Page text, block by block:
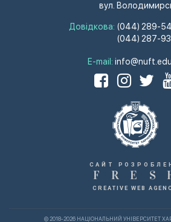
вул.
Довідкова: (044) 289-
(044) 287-
E-mail:
САЙТ
F R E S
CREATIVE WEB
© 2018-2026 НАЦІОНАЛЬНИЙ УНІВЕРСИТЕТ